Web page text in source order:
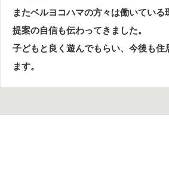
またベルヨコハマの方々は働いてい
提案の自信も伝わってきました。
子どもと良く遊んでもらい、今後も
ます。